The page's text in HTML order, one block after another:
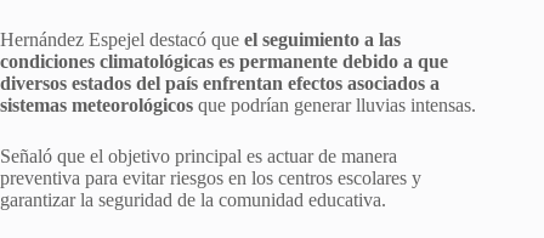
Hernández Espejel destacó que el seguimiento a las
condiciones climatológicas es permanente debido a que
diversos estados del país enfrentan efectos asociados a
sistemas meteorológicos que podrían generar lluvias intensas.
Señaló que el objetivo principal es actuar de manera
preventiva para evitar riesgos en los centros escolares y
garantizar la seguridad de la comunidad educativa.